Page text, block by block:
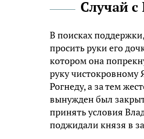
Случай с
В поисках
просить руки его
котором она
руку чистокровному
Рогнеду, а за тем
вынужден был
принять условия
поджидали князя в